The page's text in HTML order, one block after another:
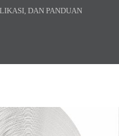
DAN PANDUAN